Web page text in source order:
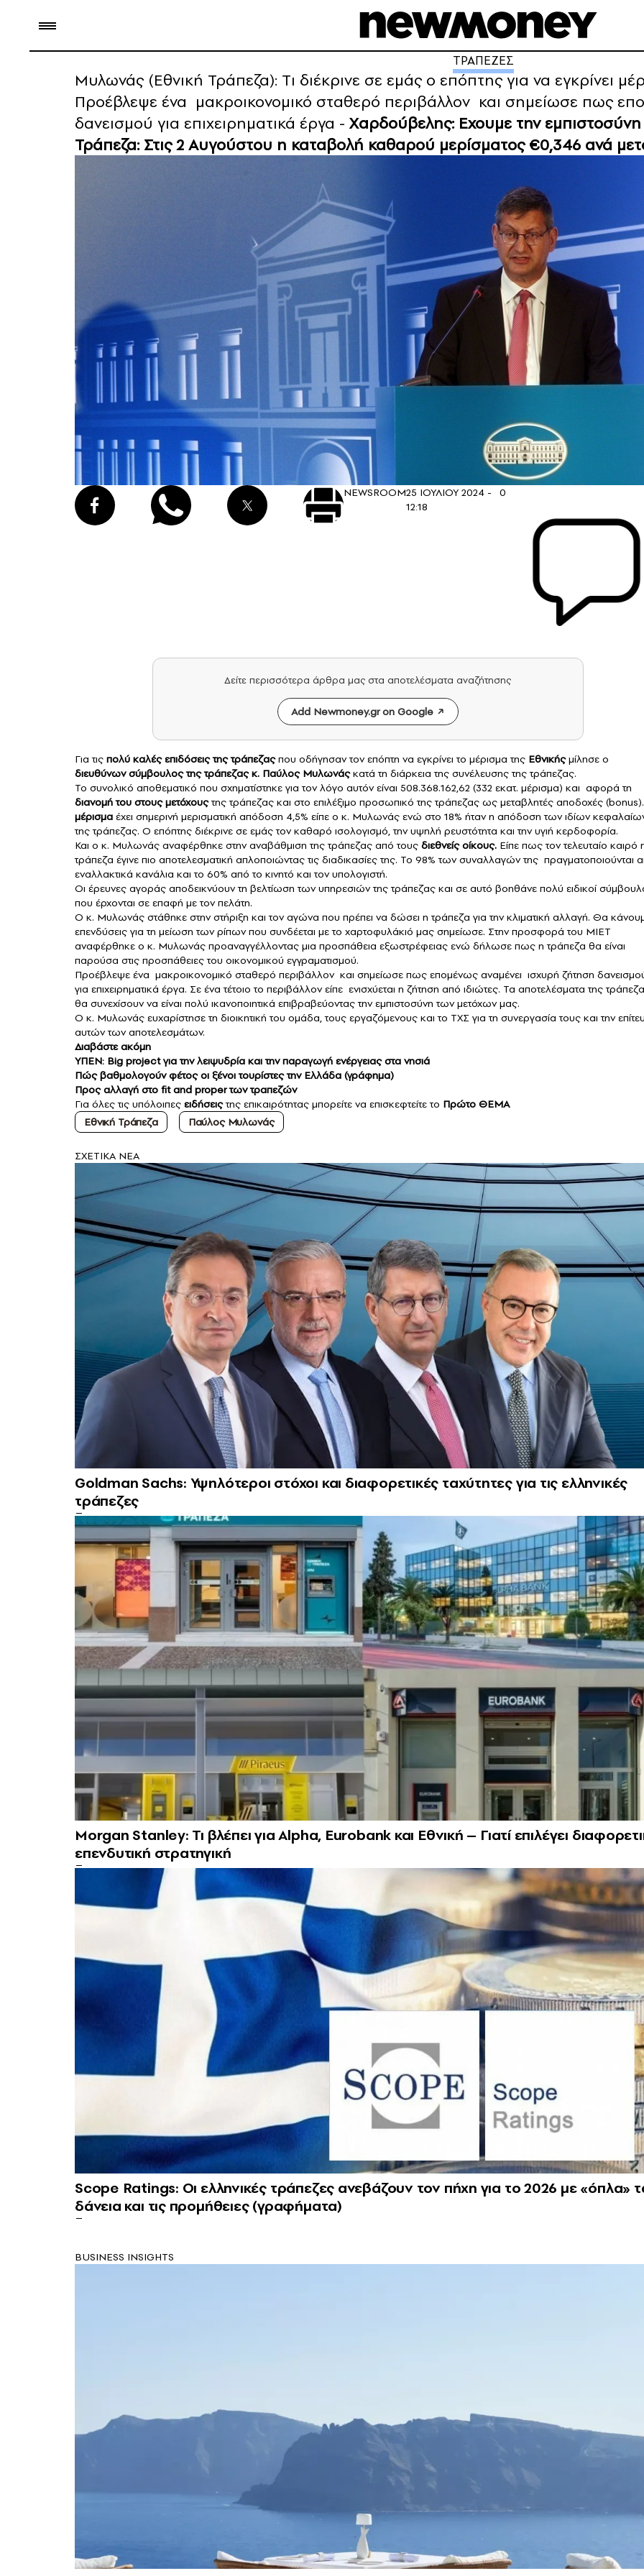
ΤΡΑΠΕΖΕΣ
Μυλωνάς (Εθνική Τράπεζα): Tι διέκρινε σε εμάς ο επόπτης για να εγκρίνει
Προέβλεψε ένα μακροικονομικό σταθερό περιβάλλον και σημείωσε πως
δανεισμού για επιχειρηματικά έργα - Χαρδούβελης: Εχουμε την
Τράπεζα: Στις 2 Αυγούστου η καταβολή καθαρού μερίσματος €0,346 ανά
NEWSROOM25 ΙΟΥΛΙΟΥ 2024 -
12:18
0
Δείτε περισσότερα άρθρα μας στα αποτελέσματα αναζήτησης
Add Newmoney.gr on Google
Για τις πολύ καλές επιδόσεις της τράπεζαςπου οδήγησαν τον επόπτη να εγκρίνει το μέρισμα της Εθνικήςμίλησε ο
διευθύνων σύμβουλος της τράπεζας κ. Παύλος Μυλωνάςκατά τη διάρκεια της συνέλευσης της τράπεζας.
Το συνολικό αποθεματικό που σχηματίστηκε για τον λόγο αυτόν είναι 508.368.162,62 (332 εκατ. μέρισμα) και αφορά τη
διανομή του στους μετόχουςτης τράπεζας και στο επιλέξιμο προσωπικό της τράπεζας ως μεταβλητές αποδοχές
μέρισμα έχει σημερινή μερισματική απόδοση 4,5% είπε ο κ. Μυλωνάς ενώ στο 18% ήταν η απόδοση των ιδίων
της τράπεζας. Ο επόπτης διέκρινε σε εμάς τον καθαρό ισολογισμό, την υψηλή ρευστότητα και την υγιή κερδοφορία.
Και ο κ. Μυλωνάς αναφέρθηκε στην αναβάθμιση της τράπεζας από τους διεθνείς οίκους. Είπε πως τον τελευταίο καιρό
τράπεζα έγινε πιο αποτελεσματική απλοποιώντας τις διαδικασίες της. Το 98% των συναλλαγών της πραγματοποιούνται
εναλλακτικά κανάλια και το 60% από το κινητό και τον υπολογιστή.
Οι έρευνες αγοράς αποδεικνύουν τη βελτίωση των υπηρεσιών της τράπεζας και σε αυτό βοηθάνε πολύ ειδικοί
που έρχονται σε επαφή με τον πελάτη.
Ο κ. Μυλωνάς στάθηκε στην στήριξη και τον αγώνα που πρέπει να δώσει η τράπεζα για την κλιματική αλλαγή. Θα
επενδύσεις για τη μείωση των ρίπων που συνδέεται με το χαρτοφυλάκιό μας σημείωσε. Στην προσφορά του ΜΙΕΤ
αναφέρθηκε ο κ. Μυλωνάς προαναγγέλλοντας μια προσπάθεια εξωστρέφειας ενώ δήλωσε πως η τράπεζα θα είναι
παρούσα στις προσπάθειες του οικονομικού εγγραματισμού.
Προέβλεψε ένα μακροικονομικό σταθερό περιβάλλον και σημείωσε πως επομένως αναμένει ισχυρή ζήτηση
για επιχειρηματικά έργα. Σε ένα τέτοιο το περιβάλλον είπε ενισχύεται η ζήτηση από ιδιώτες. Τα αποτελέσματα της
θα συνεχίσουν να είναι πολύ ικανοποιητικά επιβραβεύοντας την εμπιστοσύνη των μετόχων μας.
Ο κ. Μυλωνάς ευχαρίστησε τη διοικητική του ομάδα, τους εργαζόμενους και το ΤΧΣ για τη συνεργασία τους και την
αυτών των αποτελεσμάτων.
Διαβάστε ακόμη
ΥΠΕΝ: Big project για την λειψυδρία και την παραγωγή ενέργειας στα νησιά
Πώς βαθμολογούν φέτος οι ξένοι τουρίστες την Ελλάδα (γράφημα)
Προς αλλαγή στο fit and proper των τραπεζών
Για όλες τις υπόλοιπες ειδήσεις της επικαιρότητας μπορείτε να επισκεφτείτε το Πρώτο ΘΕΜΑ
Εθνική Τράπεζα
Παύλος Μυλωνάς
ΣXETIKA NEA
Goldman Sachs: Υψηλότεροι στόχοι και διαφορετικές ταχύτητες για τις ελληνικές
τράπεζες
Morgan Stanley: Τι βλέπει για Alpha, Eurobank και Εθνική – Γιατί επιλέγει
επενδυτική στρατηγική
Scope Ratings: Οι ελληνικές τράπεζες ανεβάζουν τον πήχη για το 2026 με «όπλα»
δάνεια και τις προμήθειες (γραφήματα)
BUSINESS INSIGHTS